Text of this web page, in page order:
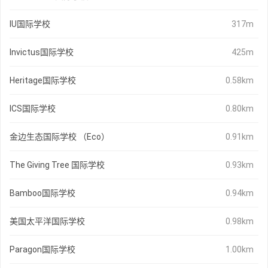
IU国际学校 317m
Invictus国际学校 425m
Heritage国际学校 0.58km
ICS国际学校 0.80km
金边生态国际学校 （Eco） 0.91km
The Giving Tree 国际学校 0.93km
Bamboo国际学校 0.94km
美国太平洋国际学校 0.98km
Paragon国际学校 1.00km